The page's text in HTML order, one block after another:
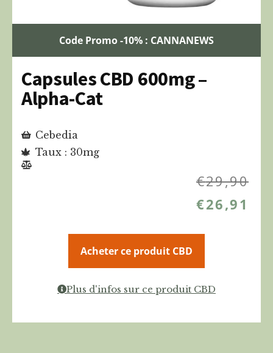
Code Promo -10% : CANNANEWS
Capsules CBD 600mg –
Alpha-Cat
Cebedia
Taux : 30mg
€29,90
€26,91
Acheter ce produit CBD
Plus d'infos sur ce produit CBD